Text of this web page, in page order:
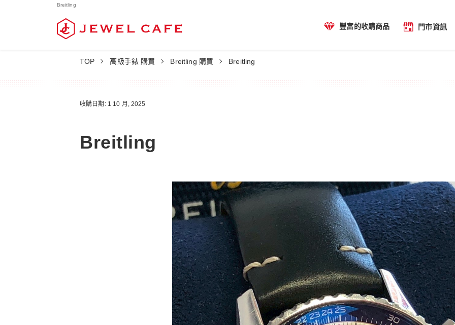
Breitling
豐富的收購商品 門市資訊
TOP 高級手錶 購買 Breitling 購買 Breitling
收購日期: 1 10 月, 2025
Breitling